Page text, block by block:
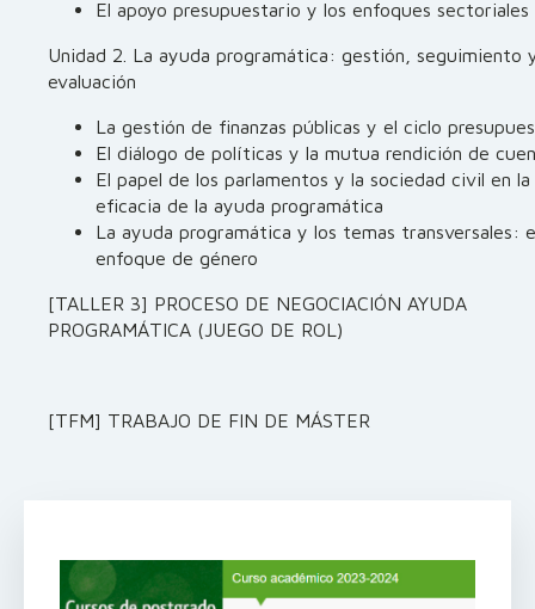
El apoyo presupuestario y los enfoques sectoriales
Unidad 2. La ayuda programática: gestión, seguimiento
evaluación
La gestión de finanzas públicas y el ciclo
El diálogo de políticas y la mutua rendición de
El papel de los parlamentos y la sociedad civil en la
eficacia de la ayuda programática
La ayuda programática y los temas transversales:
enfoque de género
[TALLER 3] PROCESO DE NEGOCIACIÓN AYUDA
PROGRAMÁTICA (JUEGO DE ROL)
[TFM] TRABAJO DE FIN DE MÁSTER